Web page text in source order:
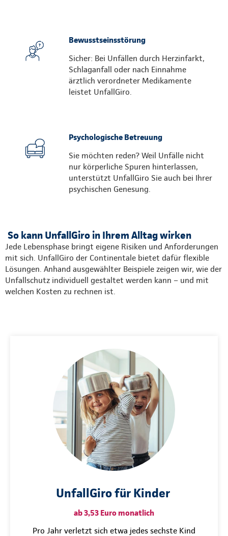
Bewusstseinsstörung
Sicher: Bei Unfällen durch Herzinfarkt,
Schlaganfall oder nach Einnahme
ärztlich verordneter Medikamente
leistet UnfallGiro.
Psychologische Betreuung
Sie möchten reden? Weil Unfälle nicht
nur körperliche Spuren hinterlassen,
unterstützt UnfallGiro Sie auch bei Ihrer
psychischen Genesung.
So kann UnfallGiro in Ihrem Alltag wirken
Jede Lebensphase bringt eigene Risiken und Anforderungen
mit sich. UnfallGiro der Continentale bietet dafür flexible
Lösungen. Anhand ausgewählter Beispiele zeigen wir, wie der
Unfallschutz individuell gestaltet werden kann – und mit
welchen Kosten zu rechnen ist.
UnfallGiro für Kinder
ab 3,53 Euro monatlich
Pro Jahr verletzt sich etwa jedes sechste Kind